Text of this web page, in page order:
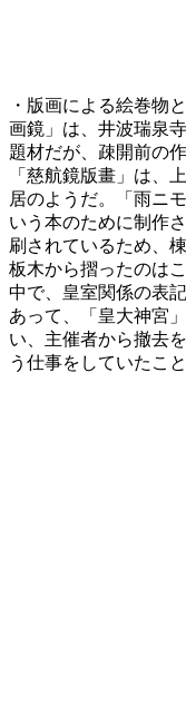
・版画による絵巻物
画鏡」は、井波瑞泉
題材だが、疎開前の
「慈航鏡版畫」は、
居のようだ。「雨ニ
いう本のために制作
刷されているため、
板木から摺ったのは
中で、皇室関係の表
あって、「皇大神宮
い、主催者から撤去
う仕事をしていたこ